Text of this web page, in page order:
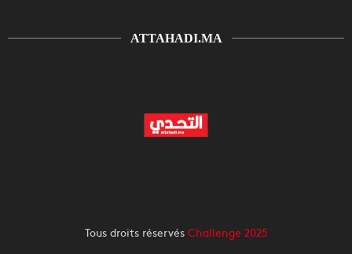
ATTAHADI.MA
Tous droits réservés Challenge 2025